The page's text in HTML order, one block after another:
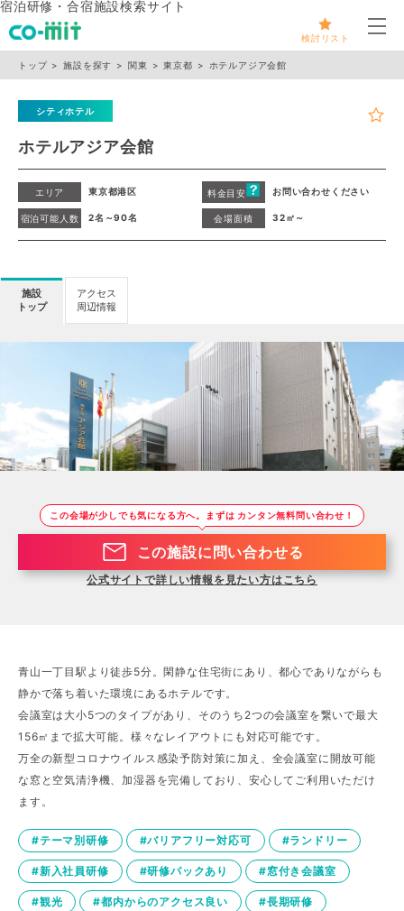
宿泊研修・合宿施設検索サイト
検討リスト
メ
トップ 施設を探す 関東 東京都 ホテルアジア会館
シティホテル
ホテルアジア会館
エリア 東京都港区 料金目安 お問い合わせください
宿泊可能人数 2名～90名 会場面積 32㎡～
施設
トップ
アクセス
周辺情報
>
<
この会場が少しでも気になる方へ。まずは カンタン無料問い合わせ！
この施設に問い合わせる
公式サイトで詳しい情報を見たい方はこちら
青山一丁目駅より徒歩5分。閑静な住宅街にあり、都心でありながらも
静かで落ち着いた環境にあるホテルです。
会議室は大小5つのタイプがあり、そのうち2つの会議室を繋いで最大
156㎡まで拡大可能。様々なレイアウトにも対応可能です。
万全の新型コロナウイルス感染予防対策に加え、全会議室に開放可能
な窓と空気清浄機、加湿器を完備しており、安心してご利用いただけ
ます。
#テーマ別研修 #バリアフリー対応可 #ランドリー
#新入社員研修 #研修パックあり #窓付き会議室
#観光 #都内からのアクセス良い #長期研修